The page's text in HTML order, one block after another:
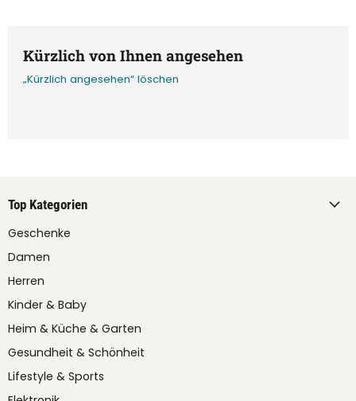
Kürzlich von Ihnen angesehen
„Kürzlich angesehen“ löschen
Top Kategorien
Geschenke
Damen
Herren
Kinder & Baby
Heim & Küche & Garten
Gesundheit & Schönheit
Lifestyle & Sports